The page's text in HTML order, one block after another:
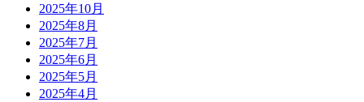
2025年10月
2025年8月
2025年7月
2025年6月
2025年5月
2025年4月